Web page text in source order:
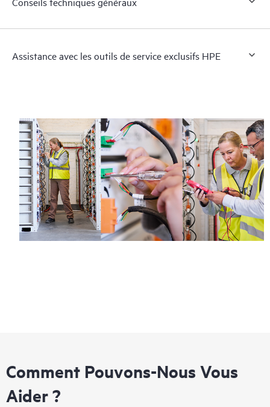
Assistance avec les outils de service exclusifs HPE
Comment Pouvons-Nous Vous
Aider ?